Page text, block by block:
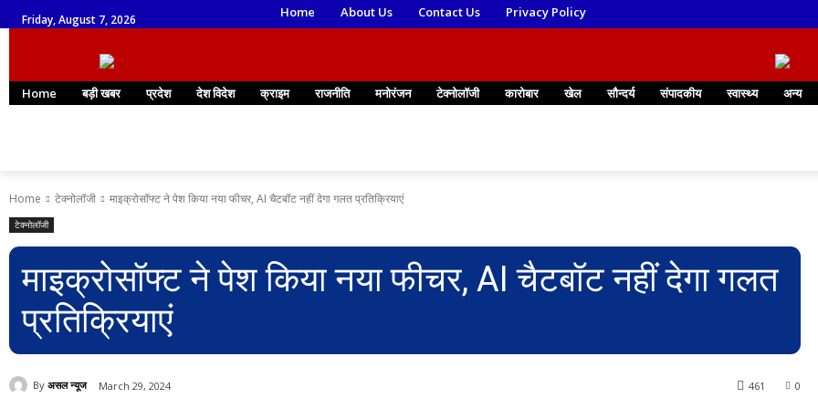
Friday, August 7, 2026 Home About Us Contact Us Privacy Policy
Home बड़ी खबर प्रदेश देश विदेश क्राइम राजनीति मनोरंजन टेक्नोलॉजी कारोबार खेल सौन्दर्य संपादकीय स्वास्थ्य अन्य
Home टेक्नोलॉजी माइक्रोसॉफ्ट ने पेश किया नया फीचर, AI चैटबॉट नहीं देगा गलत प्रतिक्रियाएं
टेक्नोलॉजी
माइक्रोसॉफ्ट ने पेश किया नया फीचर, AI चैटबॉट नहीं देगा गलत
प्रतिक्रियाएं
By असल न्यूज March 29, 2024 0
461